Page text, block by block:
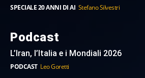
SPECIALE 20 ANNI DI AI Stefano Silvestri
Podcast
L’Iran, l’Italia e i Mondiali 2026
PODCAST Leo Goretti